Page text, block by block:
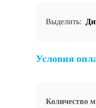
Выделить:
Условия
Количество